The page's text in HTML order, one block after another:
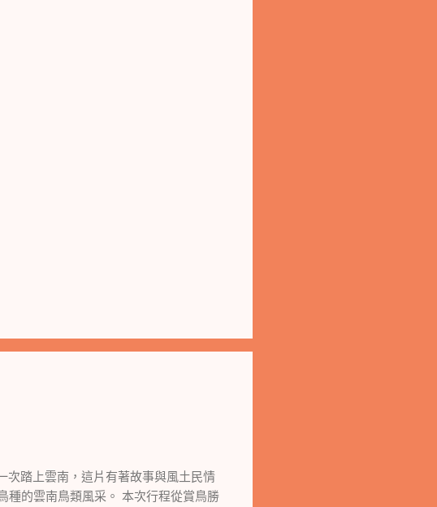
踏上雲南，這片有著故事與風土民情
種的雲南鳥類風采。 本次行程從賞鳥勝